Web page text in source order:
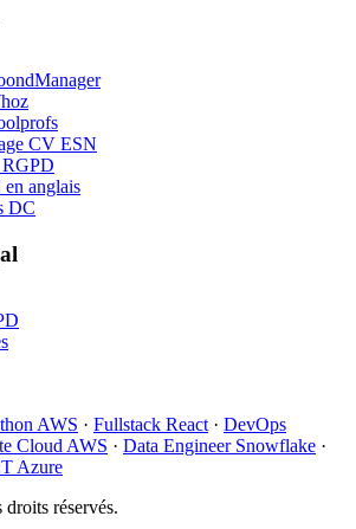
CV ESN
anglais
DC
AWS · Fullstack React · DevOps
Cloud AWS · Data Engineer Snowflake ·
Azure
réservés.